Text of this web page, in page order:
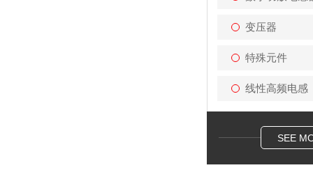
变压器
特殊元件
线性高频电感
SEE